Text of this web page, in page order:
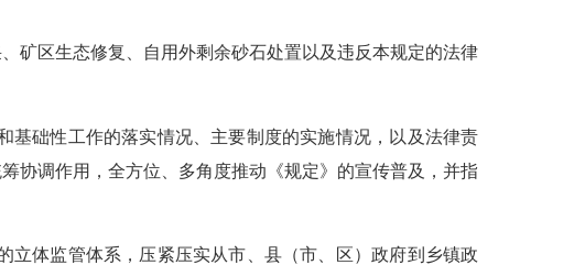
区生态修复、自用外剩余砂石处置以及违反本规定的法律
础性工作的落实情况、主要制度的实施情况，以及法律责
协调作用，全方位、多角度推动《规定》的宣传普及，并指
体监管体系，压紧压实从市、县（市、区）政府到乡镇政